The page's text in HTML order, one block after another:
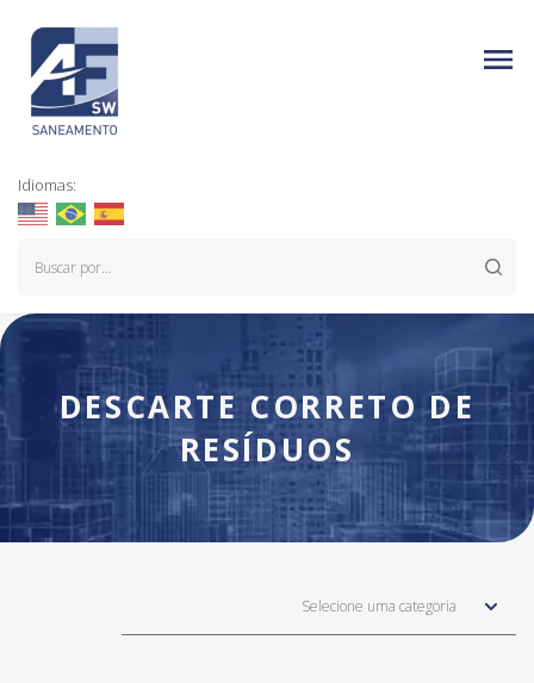
Idiomas:
DESCARTE CORRETO DE
RESÍDUOS
Selecione uma categoria